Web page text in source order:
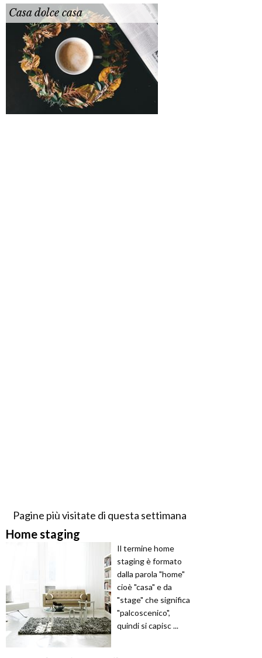
Casa dolce casa
Pagine più visitate di questa settimana
Home staging
Il termine home
staging è formato
dalla parola "home"
cioè "casa" e da
"stage" che significa
"palcoscenico",
quindi si capisc ...